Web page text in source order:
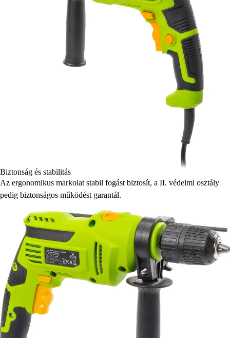
Biztonság és stabilitás
Az ergonomikus markolat stabil fogást biztosít, a II. védelmi osztály
pedig biztonságos működést garantál.